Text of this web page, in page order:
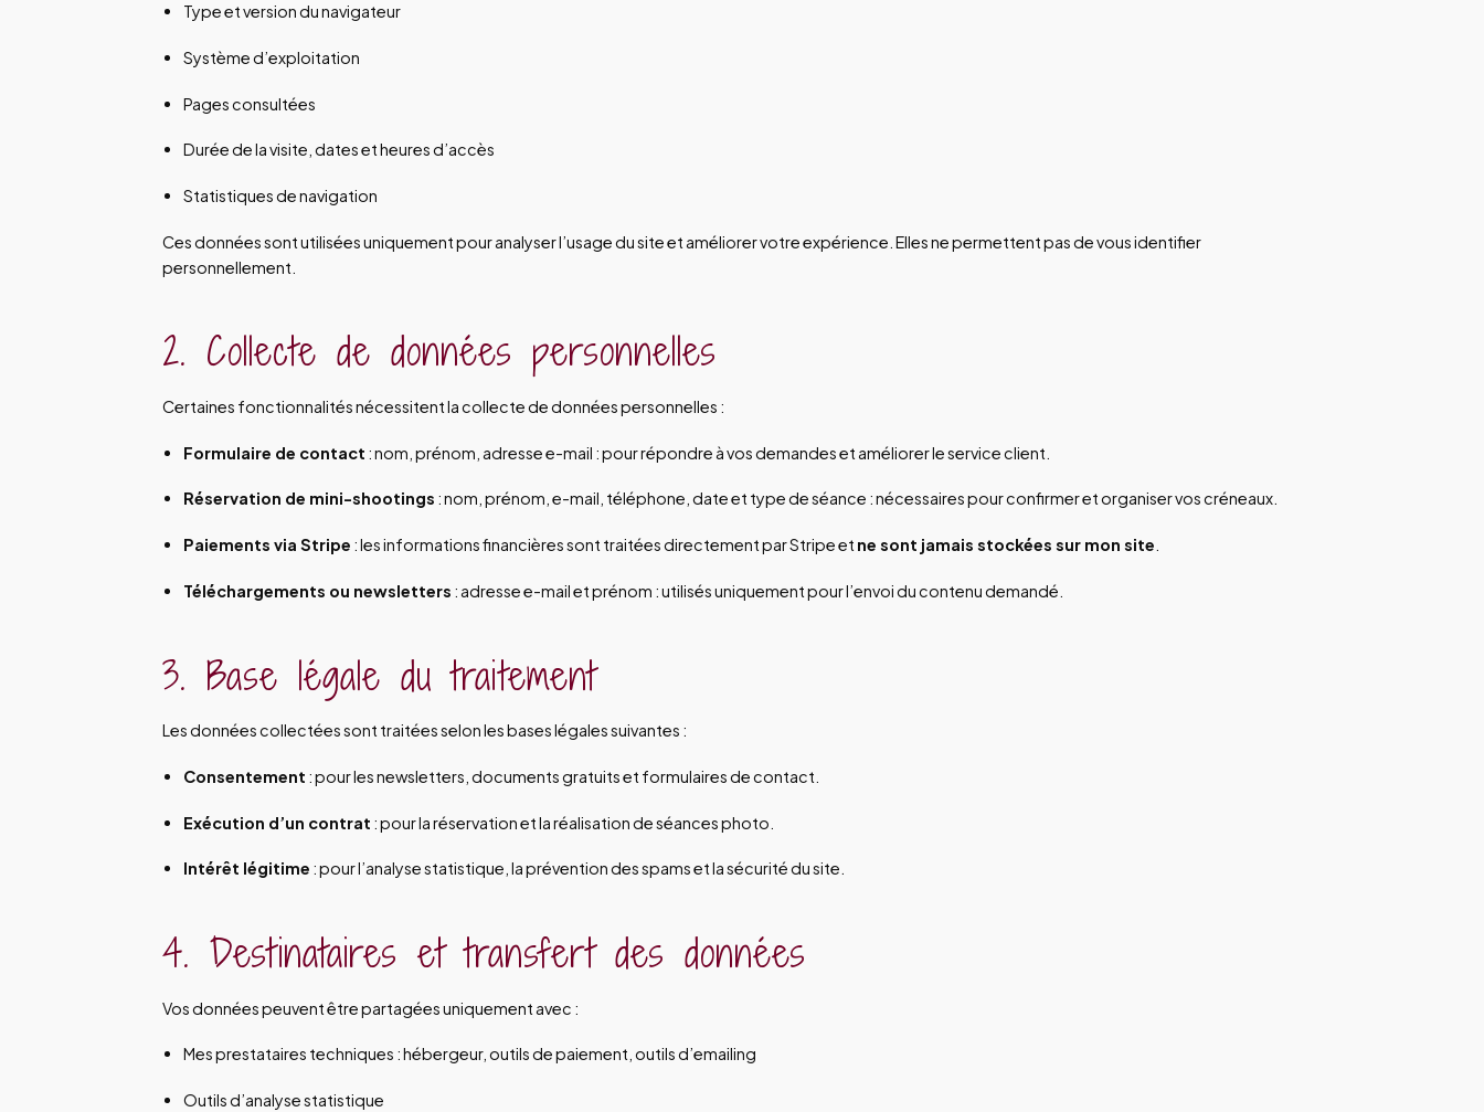
Type et version du navigateur
Système d’exploitation
Pages consultées
Durée de la visite, dates et heures d’accès
Statistiques de navigation
Ces données sont utilisées uniquement pour analyser l’usage du site et améliorer votre expérience. Elles ne permettent pas de vous identifier
personnellement.
2. Collecte de données personnelles
Certaines fonctionnalités nécessitent la collecte de données personnelles :
Formulaire de contact : nom, prénom, adresse e-mail : pour répondre à vos demandes et améliorer le service client.
Réservation de mini-shootings : nom, prénom, e-mail, téléphone, date et type de séance : nécessaires pour confirmer et organiser vos créneaux.
Paiements via Stripe : les informations financières sont traitées directement par Stripe et ne sont jamais stockées sur mon site
Téléchargements ou newsletters : adresse e-mail et prénom : utilisés uniquement pour l’envoi du contenu demandé.
3. Base légale du traitement
Les données collectées sont traitées selon les bases légales suivantes :
Consentement : pour les newsletters, documents gratuits et formulaires de contact.
Exécution d’un contrat : pour la réservation et la réalisation de séances photo.
Intérêt légitime : pour l’analyse statistique, la prévention des spams et la sécurité du site.
4. Destinataires et transfert des données
Vos données peuvent être partagées uniquement avec :
Mes prestataires techniques : hébergeur, outils de paiement, outils d’emailing
Outils d’analyse statistique